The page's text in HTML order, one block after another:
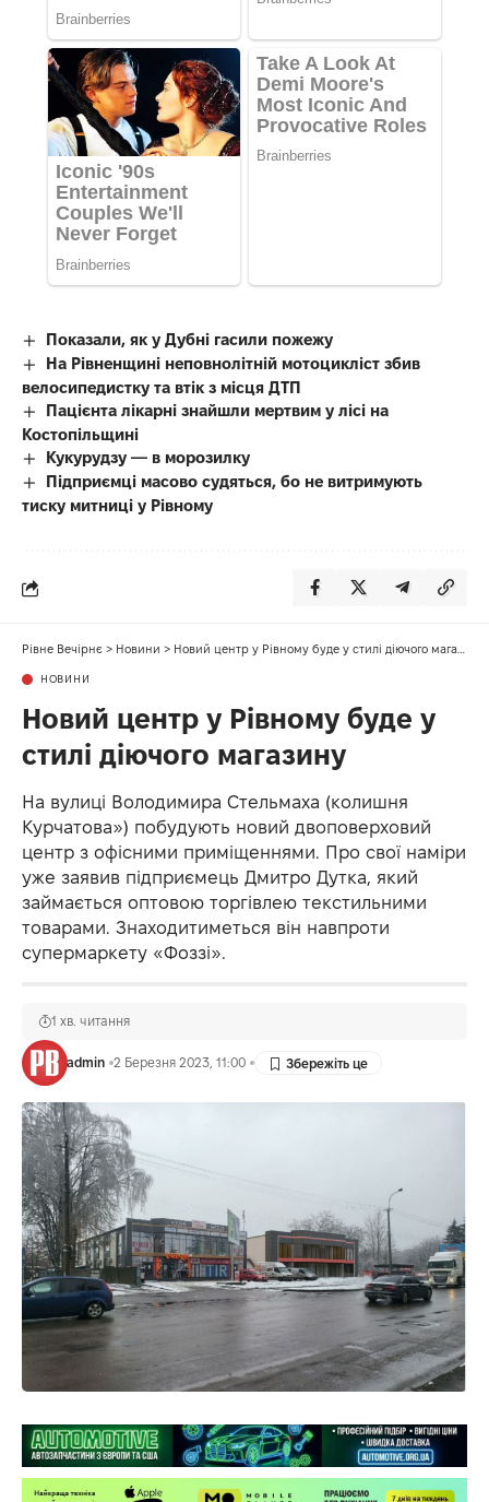
Показали, як у Дубні гасили пожежу
На Рівненщині неповнолітній мотоцикліст збив
велосипедистку та втік з місця ДТП
Пацієнта лікарні знайшли мертвим у лісі на
Костопільщині
Кукурудзу — в морозилку
Підприємці масово судяться, бо не витримують
тиску митниці у Рівному
Рівне Вечірнє > Новини > Новий центр у Рівному буде у стилі діючого магазину
НОВИНИ
Новий центр у Рівному буде у
стилі діючого магазину
На вулиці Володимира Стельмаха (колишня
Курчатова») побудують новий двоповерховий
центр з офісними приміщеннями. Про свої наміри
уже заявив підприємець Дмитро Дутка, який
займається оптовою торгівлею текстильними
товарами. Знаходитиметься він навпроти
супермаркету «Фоззі».
admin 2 Березня 2023, 11:00
1 хв. читання